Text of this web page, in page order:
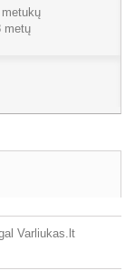
metų
Varliukas.lt